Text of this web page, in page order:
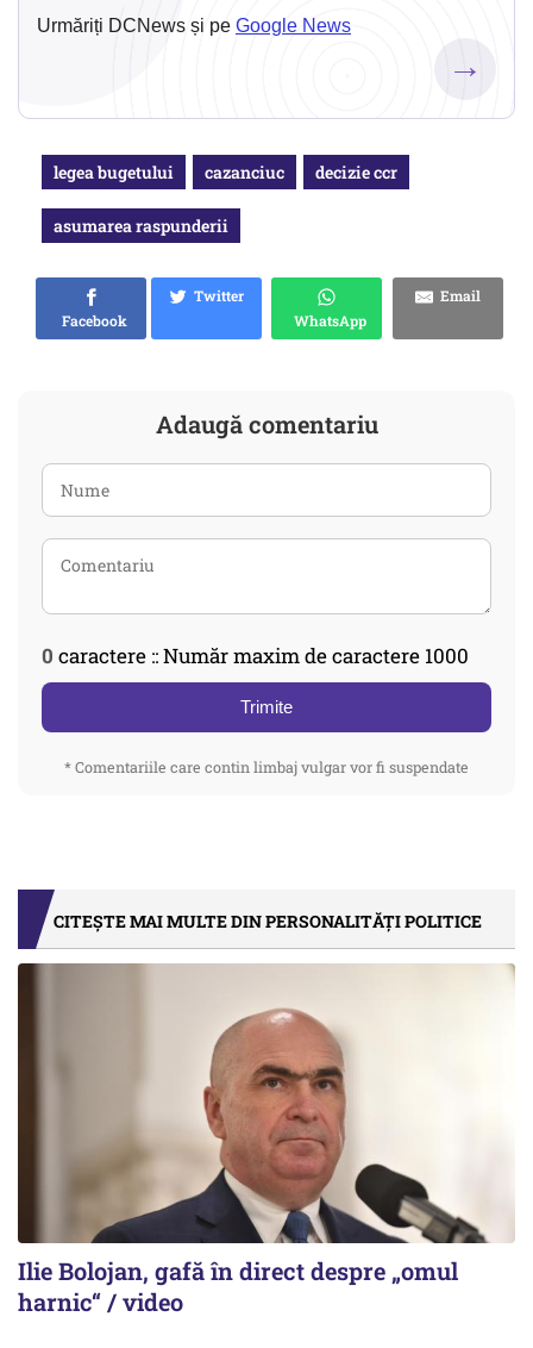
Urmăriți DCNews și pe Google News
→
legea bugetului cazanciuc decizie ccr
asumarea raspunderii
Facebook
Twitter
WhatsApp
Email
Adaugă comentariu
0 caractere :: Număr maxim de caractere 1000
Trimite
* Comentariile care contin limbaj vulgar vor fi suspendate
CITEȘTE MAI MULTE DIN PERSONALITĂȚI POLITICE
Ilie Bolojan, gafă în direct despre „omul
harnic“ / video